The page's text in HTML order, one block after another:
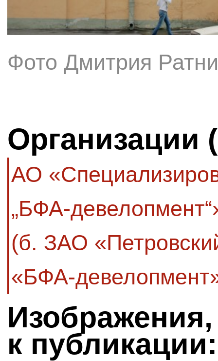
Фото Дмитрия
Организации
АО
„БФА-
(б. ЗАО
«БФА-
к публикации: